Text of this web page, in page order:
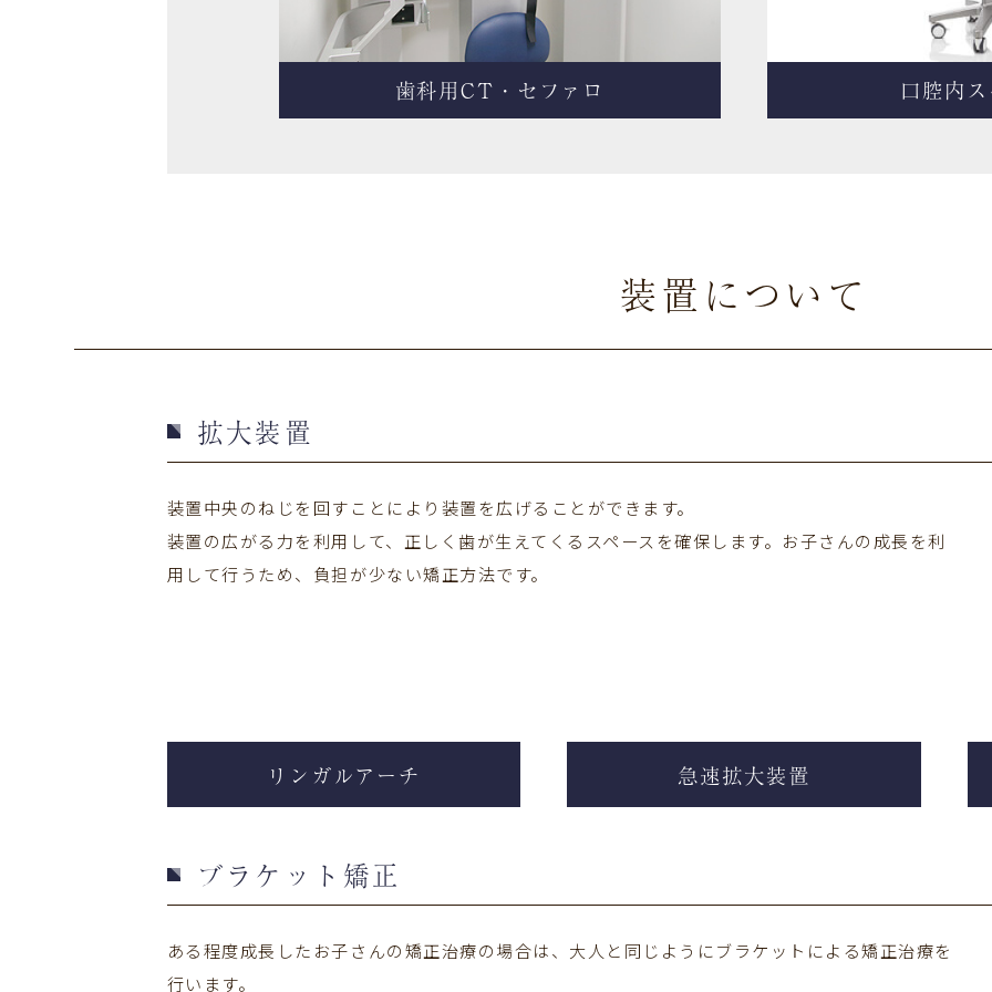
歯科用CT・セファロ 口腔内
装置について
拡大装置
装置中央のねじを回すことにより装置を広げることができます。
装置の広がる力を利用して、正しく歯が生えてくるスペースを確保します。お子さんの成長を利
用して行うため、負担が少ない矯正方法です。
リンガルアーチ 急速拡大装置
ブラケット矯正
ある程度成長したお子さんの矯正治療の場合は、大人と同じようにブラケットによる矯正治療を
行います。